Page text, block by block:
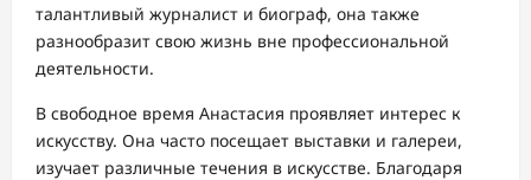
талантливый журналист и биограф, она также
разнообразит свою жизнь вне профессиональной
деятельности.
В свободное время Анастасия проявляет интерес к
искусству. Она часто посещает выставки и галереи,
изучает различные течения в искусстве. Благодаря